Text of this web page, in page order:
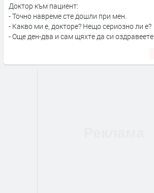
Доктор към пациент:
- Точно навреме сте дошли при мен.
- Какво ми е, докторе? Нещо сериозно ли е?
- Още ден-два и сам щяхте да си оздравеете.